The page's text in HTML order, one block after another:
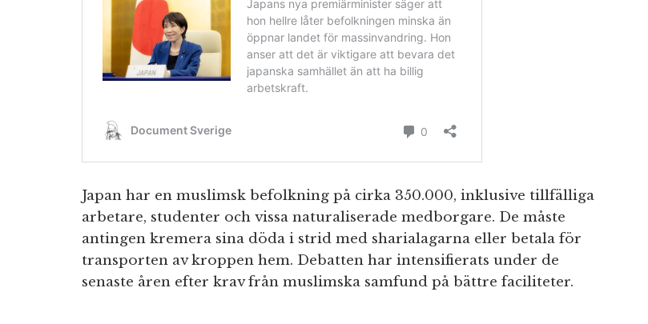
Japan har en muslimsk befolkning på cirka 350.000, inklusive tillfälliga
arbetare, studenter och vissa naturaliserade medborgare. De måste
antingen kremera sina döda i strid med sharialagarna eller betala för
transporten av kroppen hem. Debatten har intensifierats under de
senaste åren efter krav från muslimska samfund på bättre faciliteter.